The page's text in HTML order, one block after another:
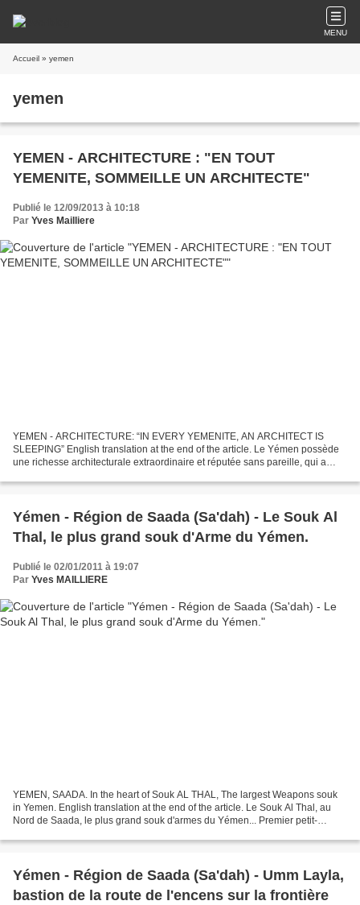
MENU
Accueil » yemen
yemen
YEMEN - ARCHITECTURE : "EN TOUT
YEMENITE, SOMMEILLE UN ARCHITECTE"
Publié le 12/09/2013 à 10:18
Par Yves Mailliere
YEMEN - ARCHITECTURE: “IN EVERY YEMENITE, AN ARCHITECT IS
SLEEPING” English translation at the end of the article. Le Yémen possède
une richesse architecturale extraordinaire et réputée sans pareille, qui a
Yémen - Région de Saada (Sa'dah) - Le Souk Al
Thal, le plus grand souk d'Arme du Yémen.
Publié le 02/01/2011 à 19:07
Par Yves MAILLIERE
YEMEN, SAADA. In the heart of Souk AL THAL, The largest Weapons souk
in Yemen. English translation at the end of the article. Le Souk Al Thal, au
Nord de Saada, le plus grand souk d'armes du Yémen... Premier petit-
Yémen - Région de Saada (Sa'dah) - Umm Layla,
bastion de la route de l'encens sur la frontière